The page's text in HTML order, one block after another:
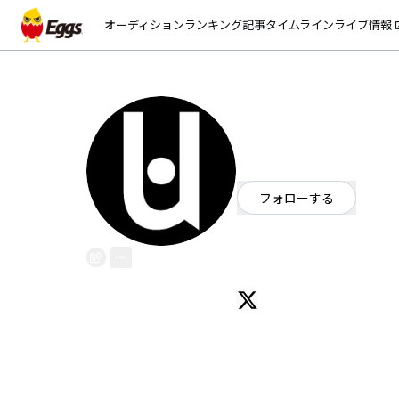
オーディションランキング記事タイムラインライブ情報
フォローする